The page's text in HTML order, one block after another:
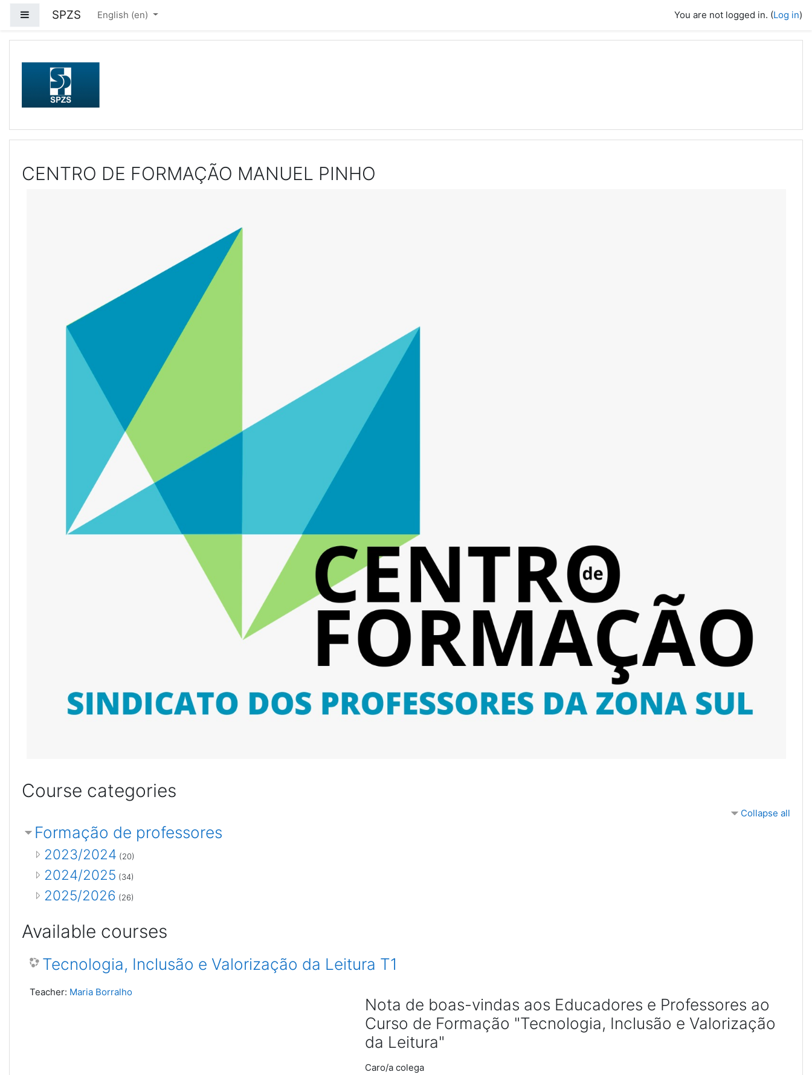
Side panel
SPZS English ‎(en)‎ You are not logged in. (Log in)
CENTRO DE FORMAÇÃO MANUEL PINHO
Course categories
Collapse all
Formação de professores
2023/2024 (20)
2024/2025 (34)
2025/2026 (26)
Available courses
Tecnologia, Inclusão e Valorização da Leitura T1
Nota de boas-vindas aos Educadores e Professores ao
Curso de Formação "Tecnologia, Inclusão e Valorização
da Leitura"
Caro/a colega
Teacher: Maria Borralho